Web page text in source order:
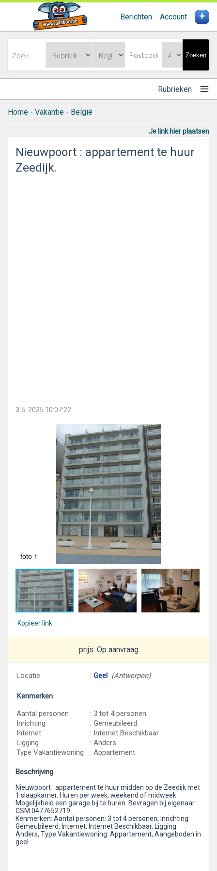
Berichten Account +
Zoeken
Rubrieken
Home - Vakantie - België
Je link hier plaatsen
Nieuwpoort : appartement te huur
Zeedijk.
3-5-2025 10:07:22
foto 1
Kopieer link
prijs: Op aanvraag
Locatie : Geel (Antwerpen)
Kenmerken
Aantal personen
: 3 tot 4 personen
Inrichting
: Gemeubileerd
Internet
: Internet Beschikbaar
Ligging
: Anders
Type Vakantiewoning
: Appartement
Beschrijving
Nieuwpoort : appartement te huur midden op de Zeedijk met
1 slaapkamer. Huren per week, weekend of midweek.
Mogelijkheid een garage bij te huren. Bevragen bij eigenaar :
GSM 0477652719
Kenmerken: Aantal personen: 3 tot 4 personen, Inrichting:
Gemeubileerd, Internet: Internet Beschikbaar, Ligging:
Anders, Type Vakantiewoning: Appartement, Aangeboden in
geel